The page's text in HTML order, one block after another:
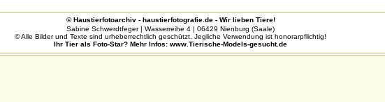
© Haustierfotoarchiv - haustierfotografie.de - Wir lieben Tiere!
Sabine Schwerdtfeger | Wasserreihe 4 | 06429 Nienburg (Saale)
© Alle Bilder und Texte sind urheberrechtlich geschützt. Jegliche Verwendung ist honorarpflichtig!
Ihr Tier als Foto-Star? Mehr Infos: www.Tierische-Models-gesucht.de